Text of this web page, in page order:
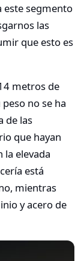
este segmento
las
que esto es
metros de
no se ha
de las
que hayan
la elevada
está
mientras
y acero de